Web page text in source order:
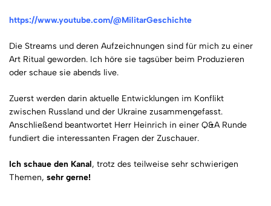
https://www.youtube.com/@MilitarGeschichte
Die Streams und deren Aufzeichnungen sind für mich zu einer
Art Ritual geworden. Ich höre sie tagsüber beim Produzieren
oder schaue sie abends live.
Zuerst werden darin aktuelle Entwicklungen im Konflikt
zwischen Russland und der Ukraine zusammengefasst.
Anschließend beantwortet Herr Heinrich in einer Q&A Runde
fundiert die interessanten Fragen der Zuschauer.
Ich schaue den Kanal, trotz des teilweise sehr schwierigen
Themen, sehr gerne!